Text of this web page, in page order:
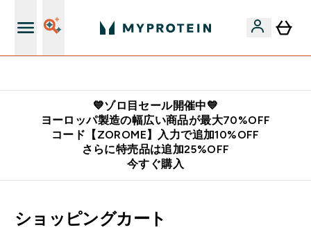
💙ゾロ目セール開催中💙
ヨーロッパ製造の幅広い商品が最大70%OFF
コード【ZOROME】入力で追加10%OFF
さらに特売品は追加25%OFF
今すぐ購入
ショッピングカート